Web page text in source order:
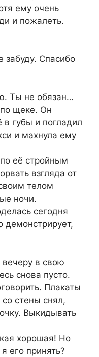
ему очень
и пожалеть.
забуду. Спасибо
Ты не обязан…
щеке. Он
губы и погладил
и махнула ему
её стройным
взгляда от
телом
ночи.
сегодня
вечеру в свою
снова пусто.
Плакаты
стены снял,
Выкидывать
хорошая! Но
его принять?